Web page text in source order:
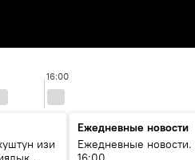
16:00
изи
Ежедневные новости
Ежедневные